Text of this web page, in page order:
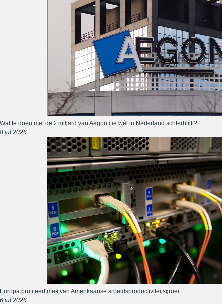
Wat te doen met de 2 miljard van Aegon die wél in Nederland achterblijft?
8 jul 2026
Europa profiteert mee van Amerikaanse arbeidsproductiviteitsgroei
6 jul 2026